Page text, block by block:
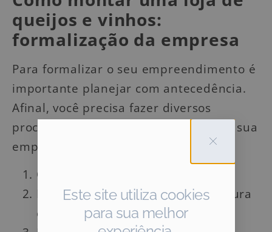
queijos e vinhos:
formalização da empresa
Para formalizar o seu empreendimento é
importante planejar com antecedência.
Afinal, você precisa fazer diversos
processos burocráticos para registrar sua
empresa, incluindo:
Obter o seu CNPJ;
Registrar sua empresa na prefeitura
e junta comercial local;
Este site utiliza cookies
para sua melhor